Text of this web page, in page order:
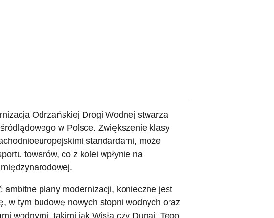
Odrzańskiej Drogi Wodnej stwarza
w Polsce. Zwiększenie klasy
standardami, może
towarów, co z kolei wpłynie na
plany modernizacji, konieczne jest
w tym budowę nowych stopni wodnych oraz
wodnymi, takimi jak Wisła czy Dunaj. Tego